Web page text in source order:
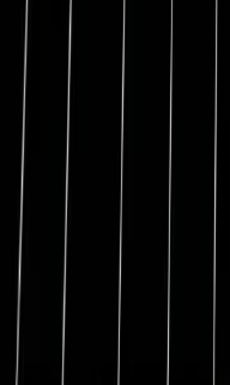
auch ohne den
Erfahre jetzt in dieser
Etsy-Aktie spannend
Etsy Aktie
Hauptsitz
ISIN
WKN
Ticker-Symbol
Sektor